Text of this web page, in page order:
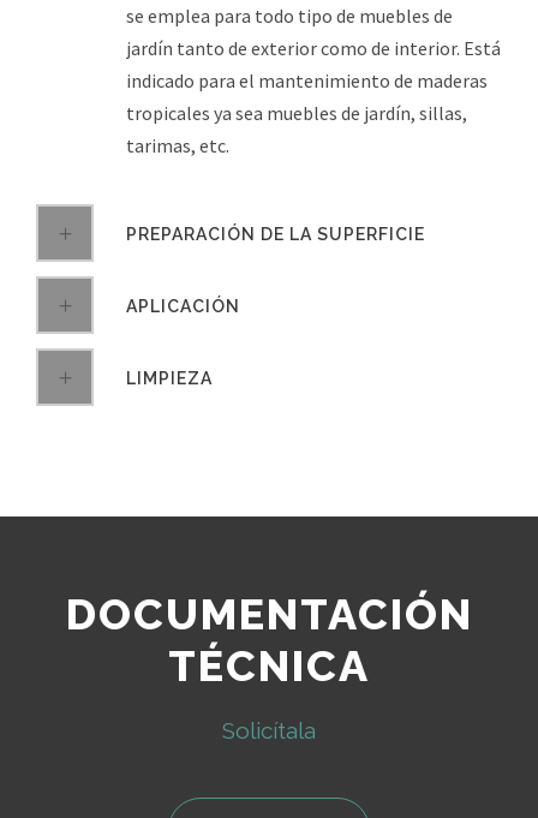
se emplea para todo tipo de muebles de
jardín tanto de exterior como de interior. Está
indicado para el mantenimiento de maderas
tropicales ya sea muebles de jardín, sillas,
tarimas, etc.
PREPARACIÓN DE LA SUPERFICIE
APLICACIÓN
LIMPIEZA
DOCUMENTACIÓN
TÉCNICA
Solicítala